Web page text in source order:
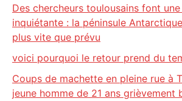
Des chercheurs toulousains font
inquiétante : la péninsule
plus vite que prévu
voici pourquoi le retour prend du
Coups de machette en pleine rue à
jeune homme de 21 ans grièvement